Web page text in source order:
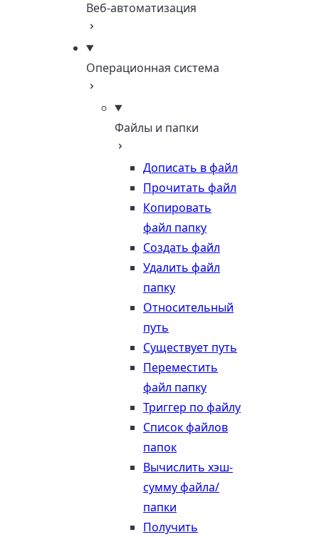
Веб-автоматизация
Операционная система
Файлы и папки
Дописать в файл
Прочитать файл
Копировать
файл папку
Создать файл
Удалить файл
папку
Относительный
путь
Существует путь
Переместить
файл папку
Триггер по файлу
Список файлов
папок
Вычислить хэш-
сумму файла/
папки
Получить